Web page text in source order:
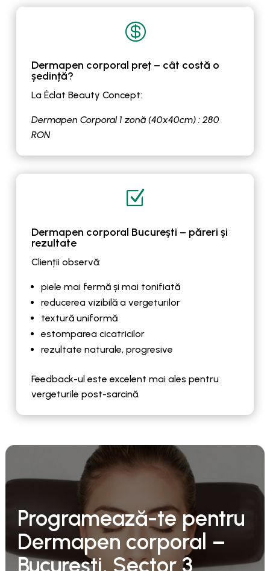

Dermapen corporal preț – cât costă o
ședință?
La Éclat Beauty Concept:
Dermapen Corporal 1 zonă (40x40cm) : 280
RON
Z
Dermapen corporal București – păreri și
rezultate
Clienții observă:
piele mai fermă și mai tonifiată
reducerea vizibilă a vergeturilor
textură uniformă
estomparea cicatricilor
rezultate naturale, progresive
Feedback-ul este excelent mai ales pentru
vergeturile post-sarcină.
Programează-te pentru
Dermapen corporal –
București, Sector 3